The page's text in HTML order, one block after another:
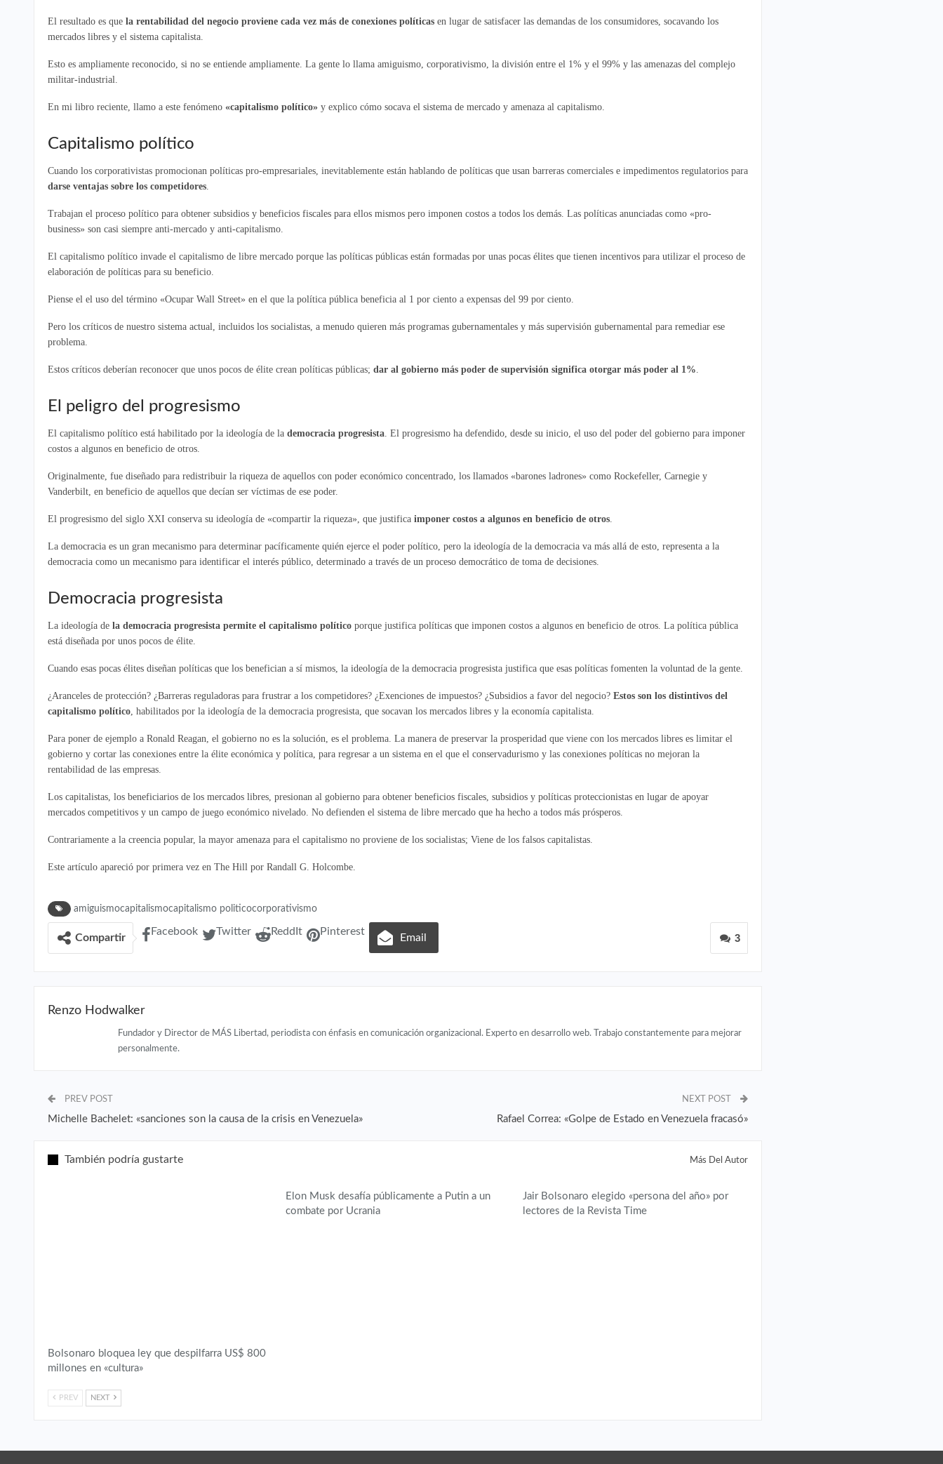
El resultado es que la rentabilidad del negocio proviene cada vez más de conexiones políticas en lugar de satisfacer las demandas de los consumidores, socavando los
mercados libres y el sistema capitalista.
Esto es ampliamente reconocido, si no se entiende ampliamente. La gente lo llama amiguismo, corporativismo, la división entre el 1% y el 99% y las amenazas del complejo
militar-industrial.
En mi libro reciente, llamo a este fenómeno «capitalismo político» y explico cómo socava el sistema de mercado y amenaza al capitalismo.
Capitalismo político
Cuando los corporativistas promocionan políticas pro-empresariales, inevitablemente están hablando de políticas que usan barreras comerciales e impedimentos regulatorios para
darse ventajas sobre los competidores.
Trabajan el proceso político para obtener subsidios y beneficios fiscales para ellos mismos pero imponen costos a todos los demás. Las políticas anunciadas como «pro-
business» son casi siempre anti-mercado y anti-capitalismo.
El capitalismo político invade el capitalismo de libre mercado porque las políticas públicas están formadas por unas pocas élites que tienen incentivos para utilizar el proceso de
elaboración de políticas para su beneficio.
Piense el el uso del término «Ocupar Wall Street» en el que la política pública beneficia al 1 por ciento a expensas del 99 por ciento.
Pero los críticos de nuestro sistema actual, incluidos los socialistas, a menudo quieren más programas gubernamentales y más supervisión gubernamental para remediar ese
problema.
Estos críticos deberían reconocer que unos pocos de élite crean políticas públicas; dar al gobierno más poder de supervisión significa otorgar más poder al 1%.
El peligro del progresismo
El capitalismo político está habilitado por la ideología de la democracia progresista. El progresismo ha defendido, desde su inicio, el uso del poder del gobierno para imponer
costos a algunos en beneficio de otros.
Originalmente, fue diseñado para redistribuir la riqueza de aquellos con poder económico concentrado, los llamados «barones ladrones» como Rockefeller, Carnegie y
Vanderbilt, en beneficio de aquellos que decían ser víctimas de ese poder.
El progresismo del siglo XXI conserva su ideología de «compartir la riqueza», que justifica imponer costos a algunos en beneficio de otros.
La democracia es un gran mecanismo para determinar pacíficamente quién ejerce el poder político, pero la ideología de la democracia va más allá de esto, representa a la
democracia como un mecanismo para identificar el interés público, determinado a través de un proceso democrático de toma de decisiones.
Democracia progresista
La ideología de la democracia progresista permite el capitalismo político porque justifica políticas que imponen costos a algunos en beneficio de otros. La política pública
está diseñada por unos pocos de élite.
Cuando esas pocas élites diseñan políticas que los benefician a sí mismos, la ideología de la democracia progresista justifica que esas políticas fomenten la voluntad de la gente.
¿Aranceles de protección? ¿Barreras reguladoras para frustrar a los competidores? ¿Exenciones de impuestos? ¿Subsidios a favor del negocio? Estos son los distintivos del
capitalismo político, habilitados por la ideología de la democracia progresista, que socavan los mercados libres y la economía capitalista.
Para poner de ejemplo a Ronald Reagan, el gobierno no es la solución, es el problema. La manera de preservar la prosperidad que viene con los mercados libres es limitar el
gobierno y cortar las conexiones entre la élite económica y política, para regresar a un sistema en el que el conservadurismo y las conexiones políticas no mejoran la
rentabilidad de las empresas.
Los capitalistas, los beneficiarios de los mercados libres, presionan al gobierno para obtener beneficios fiscales, subsidios y políticas proteccionistas en lugar de apoyar
mercados competitivos y un campo de juego económico nivelado. No defienden el sistema de libre mercado que ha hecho a todos más prósperos.
Contrariamente a la creencia popular, la mayor amenaza para el capitalismo no proviene de los socialistas; Viene de los falsos capitalistas.
Este artículo apareció por primera vez en The Hill por Randall G. Holcombe.
amiguismocapitalismocapitalismo politicocorporativismo
3
Compartir
Facebook Twitter ReddIt Pinterest
Email
Renzo Hodwalker
Fundador y Director de MÁS Libertad, periodista con énfasis en comunicación organizacional. Experto en desarrollo web. Trabajo constantemente para mejorar
personalmente.
PREV POST
Michelle Bachelet: «sanciones son la causa de la crisis en Venezuela»
NEXT POST
Rafael Correa: «Golpe de Estado en Venezuela fracasó»
También podría gustarte Más Del Autor
Bolsonaro bloquea ley que despilfarra US$ 800
millones en «cultura»
Elon Musk desafía públicamente a Putin a un
combate por Ucrania
Jair Bolsonaro elegido «persona del año» por
lectores de la Revista Time
PREV NEXT